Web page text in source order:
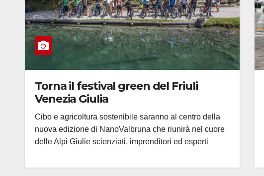
Torna il festival green del Friuli
Venezia Giulia
Cibo e agricoltura sostenibile saranno al centro della
nuova edizione di NanoValbruna che riunirà nel cuore
delle Alpi Giulie scienziati, imprenditori ed esperti